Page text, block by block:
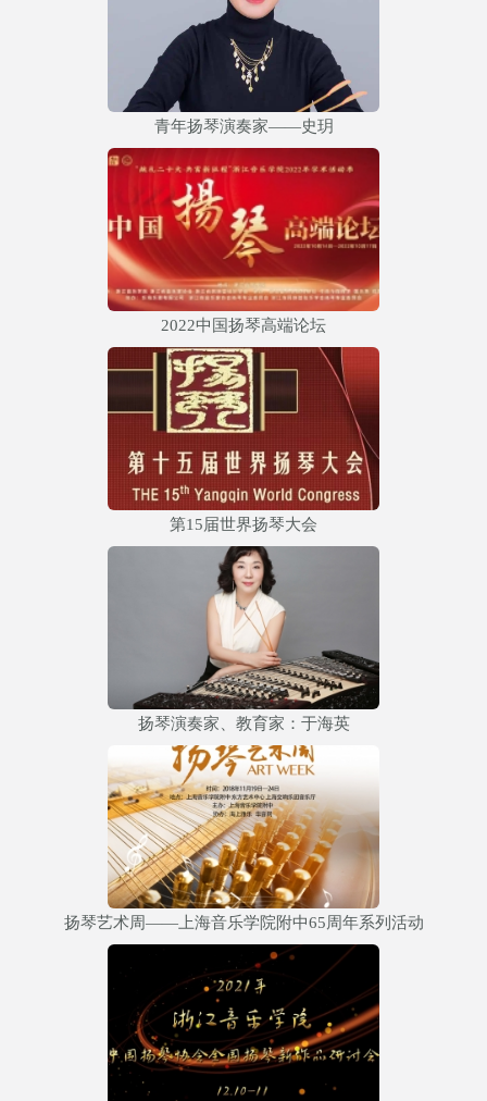
青年扬琴演奏家——史玥
2022中国扬琴高端论坛
第15届世界扬琴大会
扬琴演奏家、教育家：于海英
扬琴艺术周——上海音乐学院附中65周年系列活动